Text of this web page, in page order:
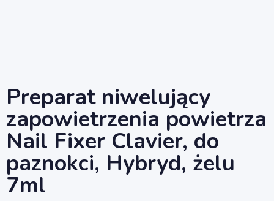
Preparat niwelujący
zapowietrzenia powietrza
Nail Fixer Clavier, do
paznokci, Hybryd, żelu
7ml